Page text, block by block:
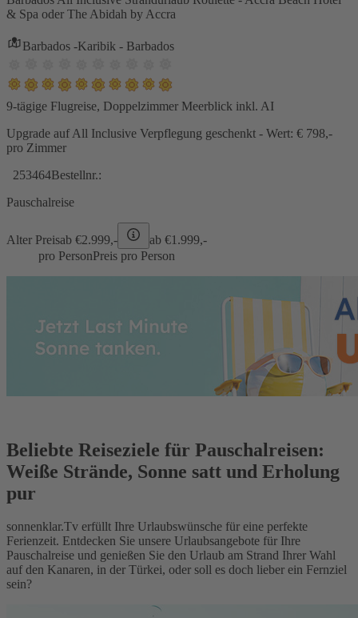
& Spa oder The Abidah by Accra
Barbados -Karibik - Barbados
9-tägige Flugreise, Doppelzimmer Meerblick inkl. AI
Upgrade auf All Inclusive Verpflegung geschenkt - Wert: € 798,-
pro Zimmer
253464Bestellnr.:
Pauschalreise
Alter Preisab €2.999,- ab €1.999,-
pro PersonPreis pro Person
Beliebte Reiseziele für Pauschalreisen:
Weiße Strände, Sonne satt und Erholung
pur
sonnenklar.Tv erfüllt Ihre Urlaubswünsche für eine perfekte
Ferienzeit. Entdecken Sie unsere Urlaubsangebote für Ihre
Pauschalreise und genießen Sie den Urlaub am Strand Ihrer Wahl
auf den Kanaren, in der Türkei, oder soll es doch lieber ein Fernziel
sein?